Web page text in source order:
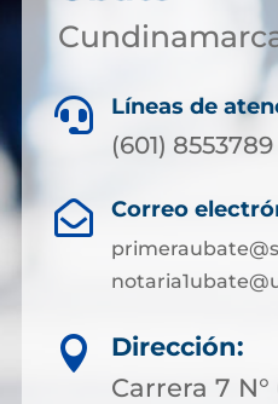
 Líneas de
(601) 8553789
 Correo

Dirección:
Carrera 7 N°